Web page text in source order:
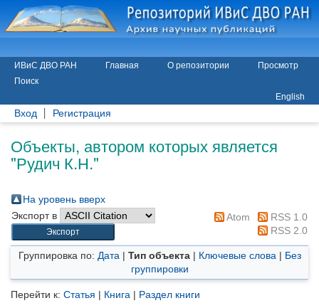
ИВиС ДВО РАН Главная О репозитории
Просмотр
Поиск
English
Вход Регистрация
Объекты, автором которых является
"Рудич К.Н."
На уровень вверх
Экспорт в
Atom
RSS 1.0
RSS 2.0
Группировка по: Дата | Тип объекта| Ключевые слова | Без
группировки
Перейти к: Статья | Книга | Раздел книги